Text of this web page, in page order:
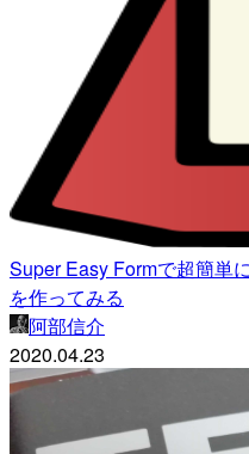
Super Easy Formで超簡単
を作ってみる
阿部信介
2020.04.23